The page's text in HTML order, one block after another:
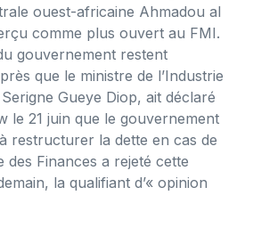
ouest-africaine Ahmadou al
comme plus ouvert au FMI.
gouvernement restent
que le ministre de l’Industrie
Gueye Diop, ait déclaré
le 21 juin que le gouvernement
restructurer la dette en cas de
des Finances a rejeté cette
la qualifiant d’« opinion